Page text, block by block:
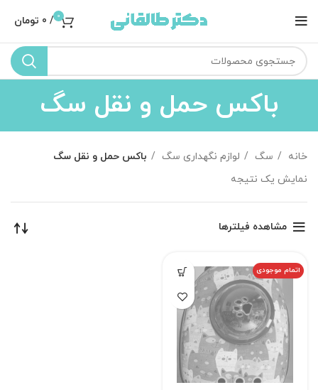
0
/
0 تومان
باکس حمل و نقل سگ
خانه سگ لوازم نگهداری سگ
باکس حمل و نقل سگ
نمایش یک نتیجه
مشاهده فیلترها
اتمام موجودی